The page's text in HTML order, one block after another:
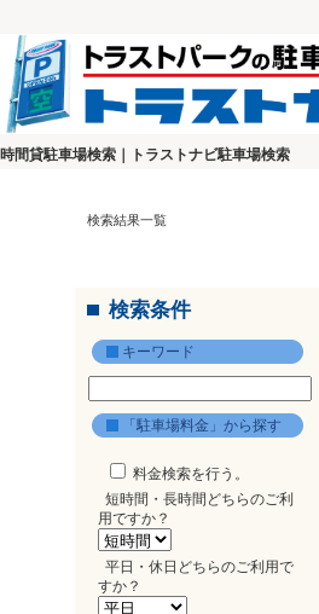
時間貸駐車場検索｜トラストナビ駐車場検索
検索結果一覧
検索条件
キーワード
「駐車場料金」から探す
料金検索を行う。
短時間・長時間どちらのご利
用ですか？
平日・休日どちらのご利用で
すか？